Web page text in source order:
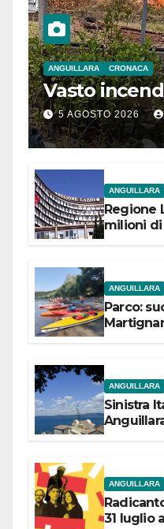
ANGUILLARA CRONACA
Vasto
5 AGOSTO 2026
ANGUILLARA
Regione
milioni di
ANGUILLARA
Parco:
ANGUILLARA
Sinistra
ANGUILLARA
31 luglio